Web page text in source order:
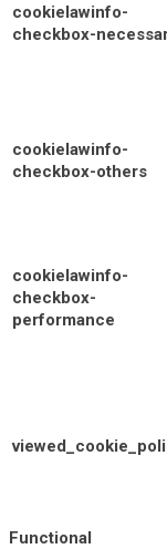
cookielawinfo-
checkbox-
cookielawinfo-
checkbox-others
cookielawinfo-
checkbox-
performance
Functional